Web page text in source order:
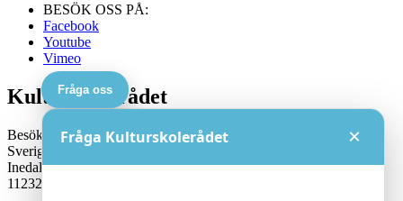
BESÖK OSS PÅ:
Facebook
Youtube
Vimeo
Kulturskolerådet
Besöksadress:
Sveriges Kulturskoleråd
Inedalsgatan 15
11232 Stockholm
Fråga oss
Fråga Kulturskolerådet ×